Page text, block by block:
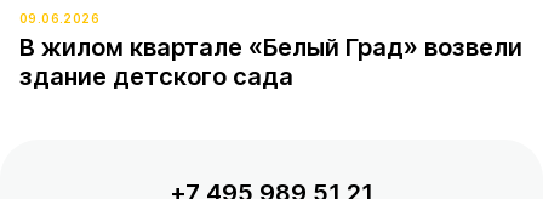
09.06.2026
В жилом квартале «Белый Град» возвели
здание детского сада
+7 495 989 51 21